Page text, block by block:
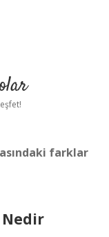
farklar
Nedir